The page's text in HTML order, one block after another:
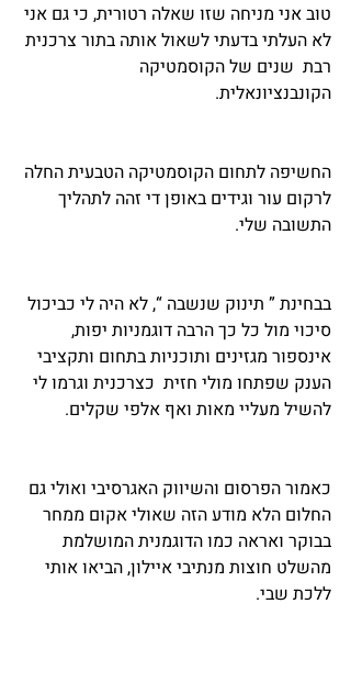
טוב אני מניחה שזו שאלה רטורית, כי גם אני
לא העלתי בדעתי לשאול אותה בתור צרכנית
רבת  שנים של הקוסמטיקה
הקונבנציונאלית.
החשיפה לתחום הקוסמטיקה הטבעית החלה
לרקום עור וגידים באופן די זהה לתהליך
התשובה שלי.
בבחינת ” תינוק שנשבה “, לא היה לי כביכול
סיכוי מול כל כך הרבה דוגמניות יפות,
אינספור מגזינים ותוכניות בתחום ותקציבי
הענק שפתחו מולי חזית  כצרכנית וגרמו לי
להשיל מעליי מאות ואף אלפי שקלים.
כאמור הפרסום והשיווק האגרסיבי ואולי גם
החלום הלא מודע הזה שאולי אקום ממחר
בבוקר ואראה כמו הדוגמנית המושלמת
מהשלט חוצות מנתיבי איילון, הביאו אותי
ללכת שבי.